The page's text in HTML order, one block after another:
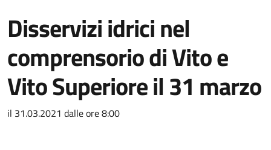
Disservizi idrici nel
comprensorio di Vito e
Vito Superiore il 31 marzo
Dettagli della notizia
il 31.03.2021 dalle ore 8:00